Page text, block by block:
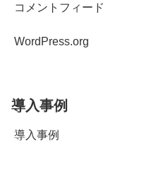
コメントフィード
WordPress.org
導入事例
導入事例